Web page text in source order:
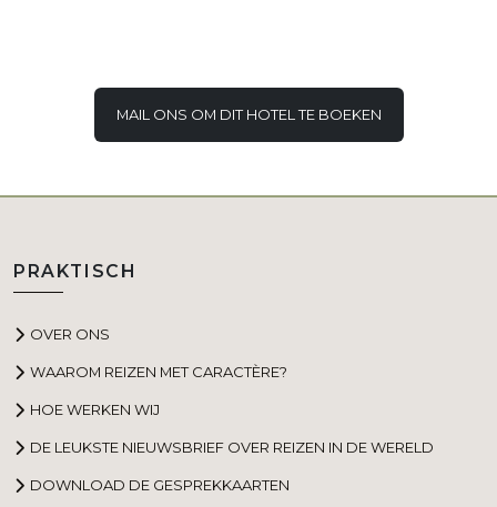
MAIL ONS OM DIT HOTEL TE BOEKEN
PRAKTISCH
OVER ONS
WAAROM REIZEN MET CARACTÈRE?
HOE WERKEN WIJ
DE LEUKSTE NIEUWSBRIEF OVER REIZEN IN DE WERELD
DOWNLOAD DE GESPREKKAARTEN